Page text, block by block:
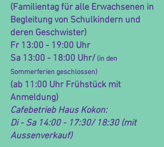
(Familientag für alle Erwachsenen in
Begleitung von Schulkindern und
deren Geschwister)
Fr 13:00 - 19:00 Uhr
Sa 13:00 - 18:00 Uhr/ (in den
Sommerferien geschlossen)
(ab 11:00 Uhr Frühstück mit
Anmeldung)
Cafebetrieb Haus Kokon:
Di - Sa 14:00 - 17:30/ 18:30 (mit
Aussenverkauf)